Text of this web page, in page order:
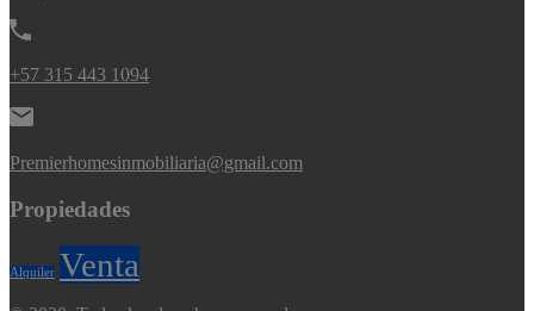
+57 315 443 1094
Premierhomesinmobiliaria@gmail.com
Propiedades
Alquiler Venta